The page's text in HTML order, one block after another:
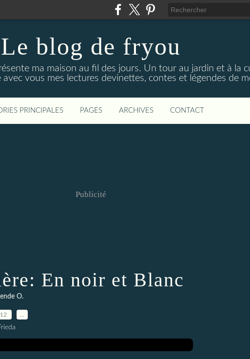
Le blog de fryou
ma maison au fil des jours. Un tour au jardin et à la
avec vous mes lectures devinettes, contes et légendes de
PRINCIPALES PAGES ARCHIVES CONTACT
Publicité
En noir et Blanc
O.